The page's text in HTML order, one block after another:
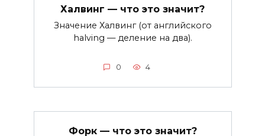
Халвинг — что это значит?
Значение Халвинг (от английского
halving — деление на два).
0 4
Форк — что это значит?